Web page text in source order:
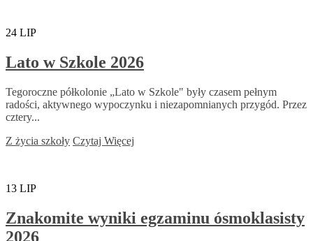
24 LIP
Lato w Szkole 2026
Tegoroczne półkolonie „Lato w Szkole" były czasem pełnym
radości, aktywnego wypoczynku i niezapomnianych przygód. Przez
cztery...
Z życia szkoły Czytaj Więcej
13 LIP
Znakomite wyniki egzaminu ósmoklasisty
2026